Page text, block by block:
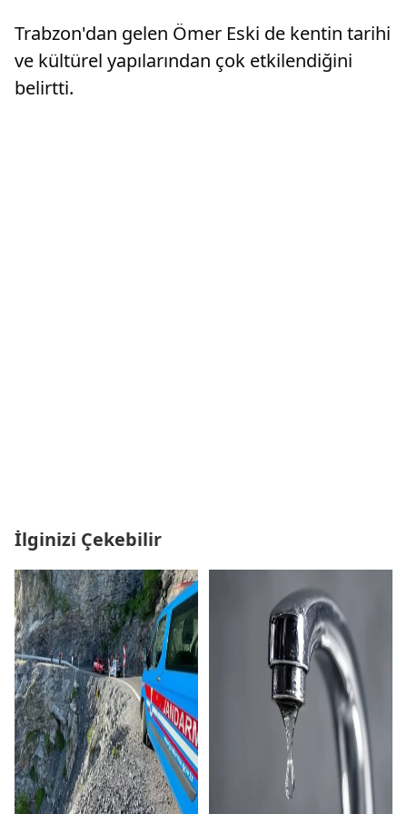
Trabzon'dan gelen Ömer Eski de kentin tarihi
ve kültürel yapılarından çok etkilendiğini
belirtti.
İlginizi Çekebilir